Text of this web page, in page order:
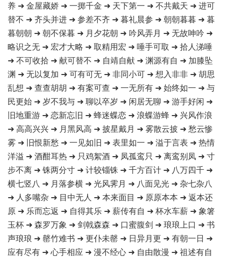
养 ➜ 金屋藏娇 ➜ 一掷千金 ➜ 天下第一 ➜ 不共戴天 ➜ 进可
替不 ➜ 齐头并进 ➜ 参差不齐 ➜ 暮礼晨参 ➜ 朝朝暮暮 ➜ 暮
暮朝朝 ➜ 朝不保暮 ➜ 月夕花朝 ➜ 吟风弄月 ➜ 无故呻吟 ➜
略识之无 ➜ 宏才大略 ➜ 取精用宏 ➜ 唾手可取 ➜ 拾人涕唾
➜ 不可收拾 ➜ 献可替不 ➜ 自靖自献 ➜ 渊源有自 ➜ 加膝坠
渊 ➜ 无以复加 ➜ 可有可无 ➜ 非同小可 ➜ 想入非非 ➜ 胡思
乱想 ➜ 查查胡胡 ➜ 有案可查 ➜ 一无所有 ➜ 始终如一 ➜ 与
民更始 ➜ 岁不我与 ➜ 聊以卒岁 ➜ 闲居无聊 ➜ 游手好闲 ➜
旧地重游 ➜ 恋新忘旧 ➜ 蜂迷蝶恋 ➜ 浪蝶游蜂 ➜ 兴风作浪
➜ 高高兴兴 ➜ 月黑风高 ➜ 披星戴月 ➜ 雾散云披 ➜ 愁云惨
雾 ➜ 旧恨新愁 ➜ 一见如旧 ➜ 表里如一 ➜ 溢于言表 ➜ 热情
洋溢 ➜ 酒酣耳热 ➜ 只鸡絮酒 ➜ 凤孤鸾只 ➜ 离鸾别凤 ➜ 寸
步不离 ➜ 铢两分寸 ➜ 计较锱铢 ➜ 千方百计 ➜ 八万四千 ➜
横七竖八 ➜ 月落参横 ➜ 光风霁月 ➜ 八面见光 ➜ 杂七杂八
➜ 人多嘴杂 ➜ 目中无人 ➜ 本来面目 ➜ 原原本本 ➜ 返本还
原 ➜ 乐而忘返 ➜ 自得其乐 ➜ 薪传有自 ➜ 杯水车薪 ➜ 象箸
玉杯 ➜ 森罗万象 ➜ 剑戟森森 ➜ 口蜜腹剑 ➜ 琅琅上口 ➜ 书
声琅琅 ➜ 罄竹难书 ➜ 更仆未罄 ➜ 日异月更 ➜ 有朝一日 ➜
应有尽有 ➜ 心手相应 ➜ 漫不经心 ➜ 自由散漫 ➜ 祖述有自